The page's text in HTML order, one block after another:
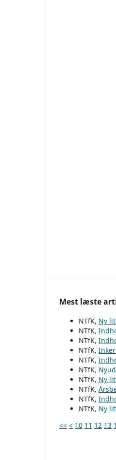
Mest læste
NTfK, Ny
NTfK,
NTfK,
NTfK,
NTfK,
NTfK,
NTfK, Ny
NTfK,
NTfK,
NTfK, Ny
<< < 10 11 12 13